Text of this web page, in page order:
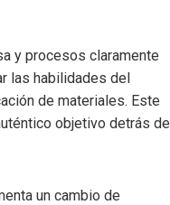
y procesos claramente
las habilidades del
de materiales. Este
objetivo detrás de
un cambio de